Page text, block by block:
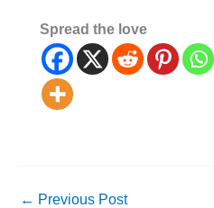
Spread the love
← Previous Post